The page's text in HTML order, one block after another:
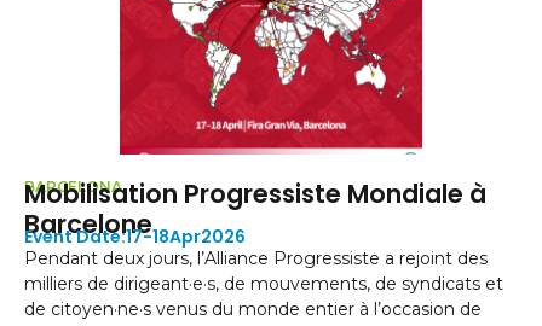
Progressiste Mondiale à
Apr2026
l’Alliance Progressiste a rejoint des
de mouvements, de syndicats et
du monde entier à l’occasion de
Réunion
réunissant des
différentes
mondiale.